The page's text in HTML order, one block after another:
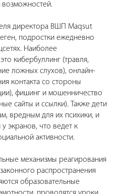
возможностей.
директора ВШП Maqsut
подростки ежедневно
Наиболее
кибербуллинг (травля,
ложных слухов), онлайн-
контакта со стороны
фишинг и мошенничество
сайты и ссылки). Также дети
вредным для их психики, и
экранов, что ведет к
активности.
механизмы реагирования
распространения
образовательные